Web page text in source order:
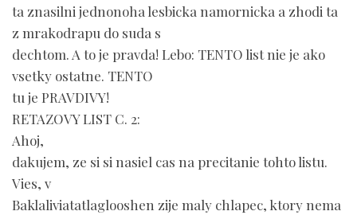
ta znasilni jednonoha lesbicka namornicka a zhodi ta
z mrakodrapu do suda s
dechtom. A to je pravda! Lebo: TENTO list nie je ako
vsetky ostatne. TENTO
tu je PRAVDIVY!
RETAZOVY LIST C. 2:
Ahoj,
dakujem, ze si si nasiel cas na precitanie tohto listu.
Vies, v
Baklaliviatatlaglooshen zije maly chlapec, ktory nema